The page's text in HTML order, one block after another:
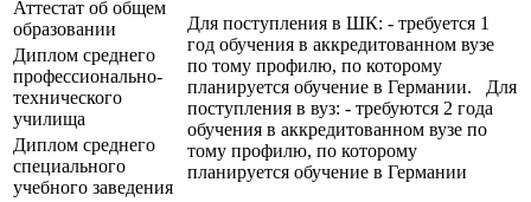
Аттестат об общем
образовании
Для поступления в ШК: - требуется 1
год обучения в аккредитованном вузе
по тому профилю, по которому
планируется обучение в Германии. Для
поступления в вуз: - требуются 2 года
обучения в аккредитованном вузе по
тому профилю, по которому
планируется обучение в Германии
Диплом среднего
профессионально-
технического
училища
Диплом среднего
специального
учебного заведения